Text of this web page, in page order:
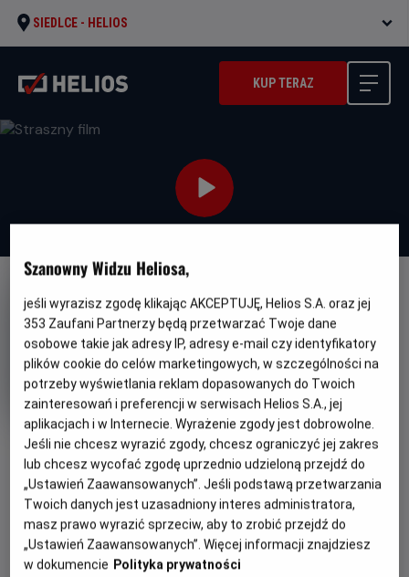
SIEDLCE - HELIOS
KUP TERAZ
OBSERWUJ
Straszny film
Oryginalny
tytuł
Scary Movie Gatunek
Horror / Komedia
wiek
Od
15 lat
Czas
trwania
96 min
Kraj
i
rok
produkcji
USA (2026)
PREMIERA
5 czerwca 2026
REŻYSERIA SCENARIUSZ
WIĘCEJ SZCZEGÓŁÓW
OPIS FILMU
Szanowny Widzu Heliosa,
jeśli wyrazisz zgodę klikając AKCEPTUJĘ, Helios S.A. oraz jej
353 Zaufani Partnerzy będą przetwarzać Twoje dane
osobowe takie jak adresy IP, adresy e-mail czy identyfikatory
plików cookie do celów marketingowych, w szczególności na
potrzeby wyświetlania reklam dopasowanych do Twoich
zainteresowań i preferencji w serwisach Helios S.A., jej
aplikacjach i w Internecie. Wyrażenie zgody jest dobrowolne.
Jeśli nie chcesz wyrazić zgody, chcesz ograniczyć jej zakres
lub chcesz wycofać zgodę uprzednio udzieloną przejdź do
„Ustawień Zaawansowanych”. Jeśli podstawą przetwarzania
Twoich danych jest uzasadniony interes administratora,
masz prawo wyrazić sprzeciw, aby to zrobić przejdź do
„Ustawień Zaawansowanych”. Więcej informacji znajdziesz
w dokumencie Polityka prywatności